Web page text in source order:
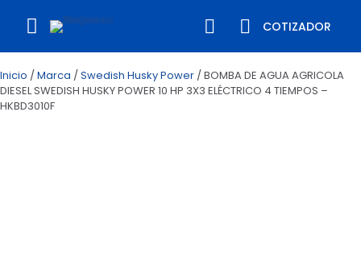
COTIZADOR
Inicio /Marca /Swedish Husky Power / BOMBA DE AGUA AGRICOLA
DIESEL SWEDISH HUSKY POWER 10 HP 3X3 ELÉCTRICO 4 TIEMPOS –
HKBD3010F